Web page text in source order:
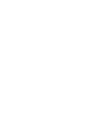
Privacy & Cookies: This site
To find out more, including